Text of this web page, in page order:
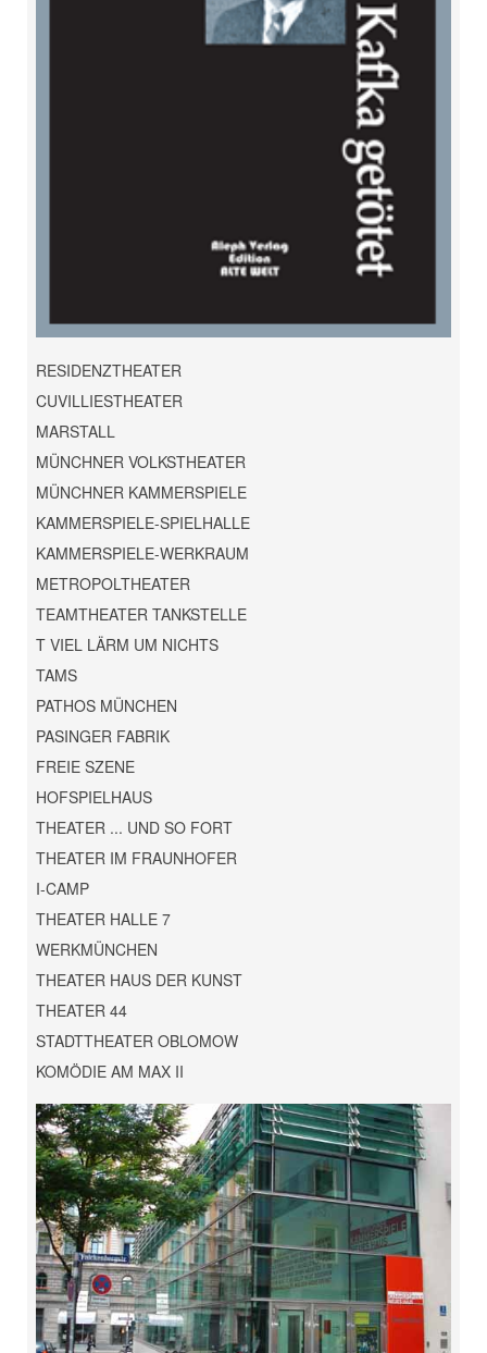
RESIDENZTHEATER
CUVILLIESTHEATER
MARSTALL
MÜNCHNER VOLKSTHEATER
MÜNCHNER KAMMERSPIELE
KAMMERSPIELE-SPIELHALLE
KAMMERSPIELE-WERKRAUM
METROPOLTHEATER
TEAMTHEATER TANKSTELLE
T VIEL LÄRM UM NICHTS
TAMS
PATHOS MÜNCHEN
PASINGER FABRIK
FREIE SZENE
HOFSPIELHAUS
THEATER ... UND SO FORT
THEATER IM FRAUNHOFER
I-CAMP
THEATER HALLE 7
WERKMÜNCHEN
THEATER HAUS DER KUNST
THEATER 44
STADTTHEATER OBLOMOW
KOMÖDIE AM MAX II